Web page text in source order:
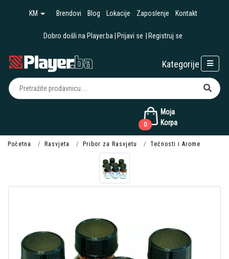
KM Brendovi Blog Lokacije Zaposlenje Kontakt
Dobro došli na Player.ba Prijavi se Registruj se
Moja
Korpa
0
Kategorije
Početna Rasvjeta Pribor za Rasvjetu Tečnosti i Arome